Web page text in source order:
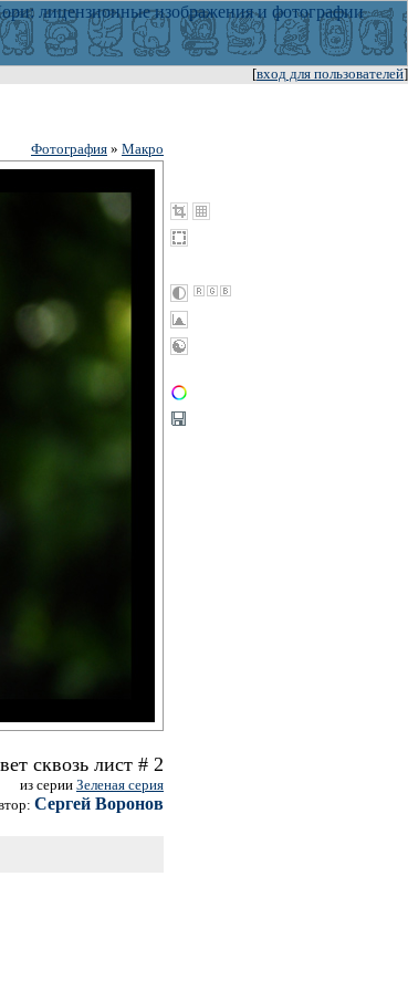
[вход для пользователей]
Фотография » Макро
сквозь лист # 2
из серии Зеленая серия
Сергей Воронов